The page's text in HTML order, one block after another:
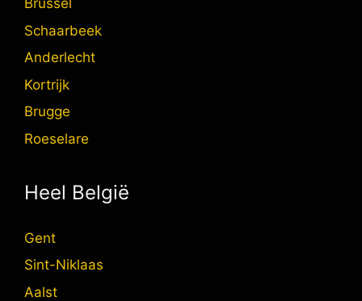
Brussel
Schaarbeek
Anderlecht
Kortrijk
Brugge
Roeselare
Heel België
Gent
Sint-Niklaas
Aalst